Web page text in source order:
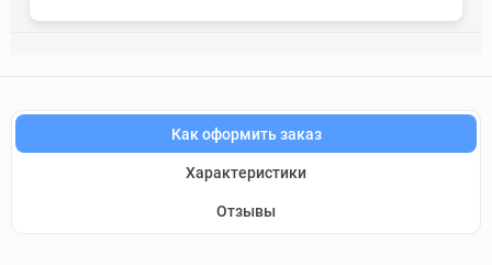
Как оформить заказ
Характеристики
Отзывы